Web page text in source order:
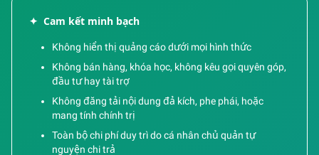
✦ Cam kết minh bạch
Không hiển thị quảng cáo dưới mọi hình thức
Không bán hàng, khóa học, không kêu gọi quyên góp,
đầu tư hay tài trợ
Không đăng tải nội dung đả kích, phe phái, hoặc
mang tính chính trị
Toàn bộ chi phí duy trì do cá nhân chủ quản tự
nguyện chi trả